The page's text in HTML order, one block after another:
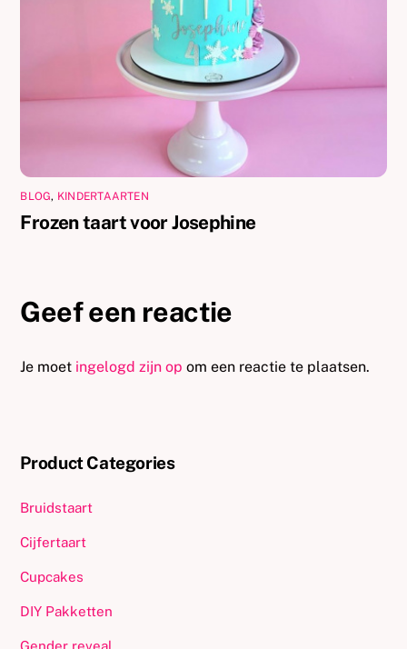
BLOG, KINDERTAARTEN
Frozen taart voor Josephine
Geef een reactie
Je moet ingelogd zijn op om een reactie te plaatsen.
Product Categories
Bruidstaart
Cijfertaart
Cupcakes
DIY Pakketten